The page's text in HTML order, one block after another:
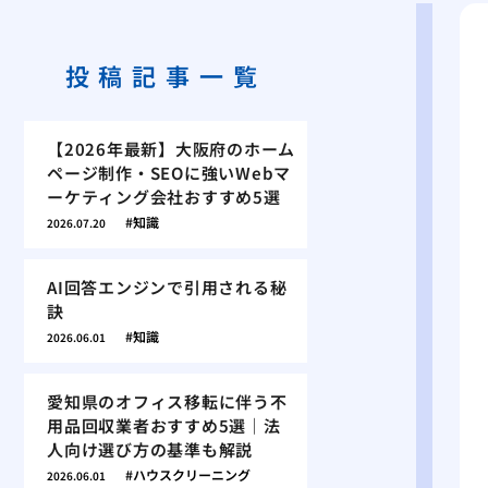
投稿記事一覧
【2026年最新】大阪府のホーム
ページ制作・SEOに強いWebマ
ーケティング会社おすすめ5選
2026.07.20 知識
AI回答エンジンで引用される秘
訣
2026.06.01 知識
愛知県のオフィス移転に伴う不
用品回収業者おすすめ5選｜法
人向け選び方の基準も解説
2026.06.01 ハウスクリーニング